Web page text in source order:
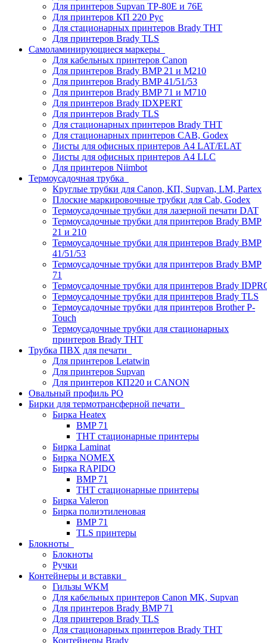
Для принтеров Supvan TP-80E и 76E
Для принтеров КП 220 Рус
Для стационарных принтеров Brady THT
Для принтеров Brady TLS
Самоламинирующиеся маркеры
Для кабельных принтеров Canon
Для принтеров Brady BMP 21 и M210
Для принтеров Brady BMP 41/51/53
Для принтеров Brady BMP 71 и M710
Для принтеров Brady IDXPERT
Для принтеров Brady TLS
Для стационарных принтеров Brady THT
Для стационарных принтеров CAB, Godex
Листы для офисных принтеров А4 LAT/ELAT
Листы для офисных принтеров А4 LLC
Для принтеров Niimbot
Термоусадочная трубка
Круглые трубки для Canon, КП, Supvan, LM, Partex
Плоские маркировочные трубки для Cab, Godex
Термоусадочные трубки для лазерной печати DAT
Термоусадочные трубки для принтеров Brady BMP
21 и 210
Термоусадочные трубки для принтеров Brady BMP
41/51/53
Термоусадочные трубки для принтеров Brady BMP
71
Термоусадочные трубки для принтеров Brady
Термоусадочные трубки для принтеров Brady TLS
Термоусадочные трубки для принтеров Brother P-
Touch
Термоусадочные трубки для стационарных
принтеров Brady THT
Трубка ПВХ для печати
Для принтеров Letatwin
Для принтеров Supvan
Для принтеров КП220 и CANON
Овальный профиль PO
Бирки для термотрансферной печати
Бирка Heatex
BMP 71
THT стационарные принтеры
Бирка Laminat
Бирка NOMEX
Бирка RAPIDO
BMP 71
THT стационарные принтеры
Бирка Valeron
Бирка полиэтиленовая
BMP 71
TLS принтеры
Блокноты
Блокноты
Ручки
Контейнеры и вставки
Гильзы WKM
Для кабельных принтеров Canon MK, Supvan
Для принтеров Brady BMP 71
Для принтеров Brady TLS
Для стационарных принтеров Brady THT
Контейнеры Brady